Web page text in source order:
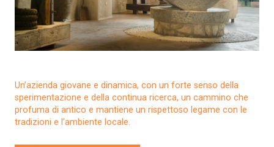
Un’azienda giovane e dinamica, con un forte senso della
sperimentazione e della continua ricerca, un cammino che
profuma di antico e mantiene un rispettoso legame con le
tradizioni e l’ambiente locale.